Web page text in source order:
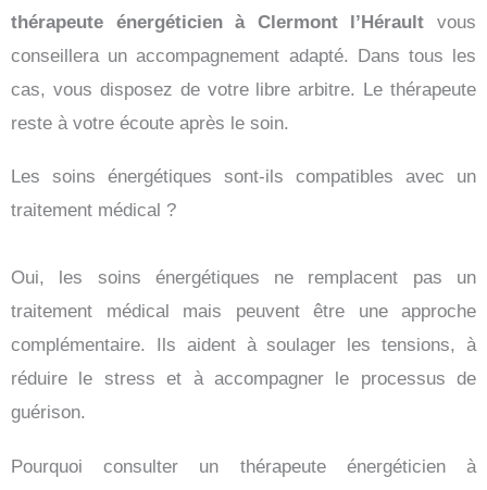
thérapeute énergéticien à Clermont l’Hérault vous
conseillera un accompagnement adapté. Dans tous les
cas, vous disposez de votre libre arbitre. Le thérapeute
reste à votre écoute après le soin.
Les soins énergétiques sont-ils compatibles avec un
traitement médical ?
Oui, les soins énergétiques ne remplacent pas un
traitement médical mais peuvent être une approche
complémentaire. Ils aident à soulager les tensions, à
réduire le stress et à accompagner le processus de
guérison.
Pourquoi consulter un thérapeute énergéticien à